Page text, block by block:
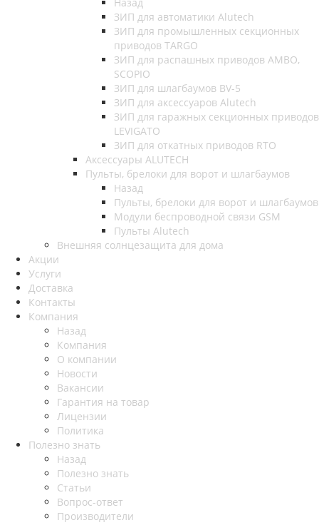
ЗИП для автоматики Alutech
ЗИП для промышленных секционных
приводов TARGO
ЗИП для распашных приводов AMBO,
SCOPIO
ЗИП для шлагбаумов BV-5
ЗИП для аксессуаров Alutech
ЗИП для гаражных секционных приводов
LEVIGATO
ЗИП для откатных приводов RTO
Аксессуары ALUTECH
Пульты, брелоки для ворот и шлагбаумов
Назад
Пульты, брелоки для ворот и шлагбаумов
Модули беспроводной связи GSM
Пульты Alutech
Внешняя солнцезащита для дома
Акции
Услуги
Доставка
Контакты
Компания
Назад
Компания
О компании
Новости
Вакансии
Гарантия на товар
Лицензии
Политика
Полезно знать
Назад
Полезно знать
Статьи
Вопрос-ответ
Производители